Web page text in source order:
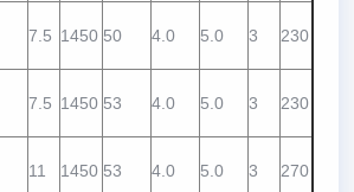
7.5 1450 50 4.0 5.0 3 230
7.5 1450 53 4.0 5.0 3 230
11 1450 53 4.0 5.0 3 270